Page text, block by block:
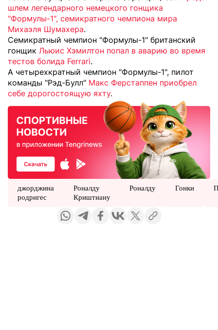
шлем легендарного немецкого гонщика
"Формулы-1", семикратного чемпиона мира
Михаэля Шумахера.
Семикратный чемпион "Формулы-1" британский
гонщик Льюис Хэмилтон попал в аварию во время
тестов болида Ferrari.
А четырехкратный чемпион "Формулы-1", пилот
команды "Рэд-Булл" Макс Ферстаппен приобрел
себе дорогостоящую яхту.
джорджина
родригес
Роналду
Криштиану
Роналду Гонки